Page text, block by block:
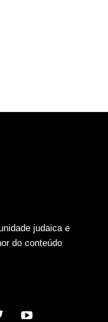
judaica e
do conteúdo